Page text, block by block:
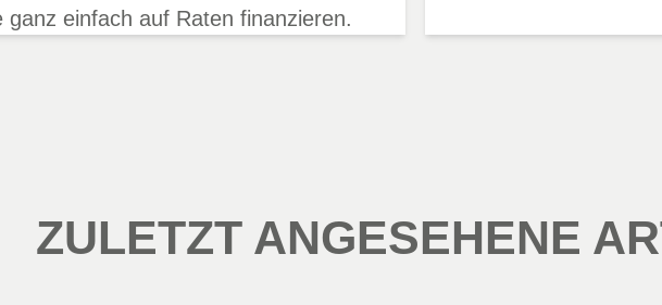
einfach auf Raten finanzieren.
ZULETZT ANGESEHENE